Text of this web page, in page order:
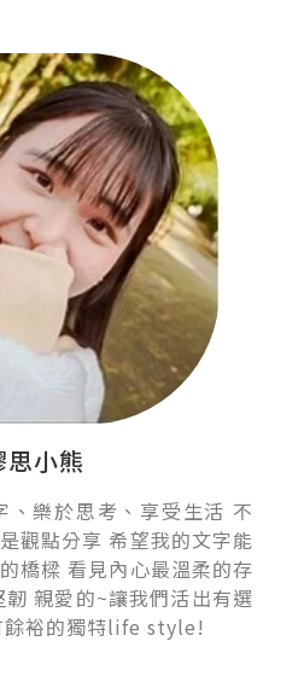
思小熊
、樂於思考、享受生活 不
觀點分享 希望我的文字能
橋樑 看見內心最溫柔的存
親愛的~讓我們活出有選
餘裕的獨特life style!